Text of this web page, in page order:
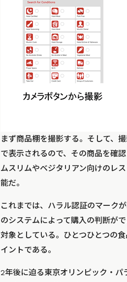
まず商品棚を撮影する。そして、
で表示されるので、その商品を確
ムスリムやベジタリアン向けのレ
能だ。
これまでは、ハラル認証のマーク
のシステムによって購入の判断が
対象としている。ひとつひとつの
イントである。
2年後に迫る東京オリンピック・パ